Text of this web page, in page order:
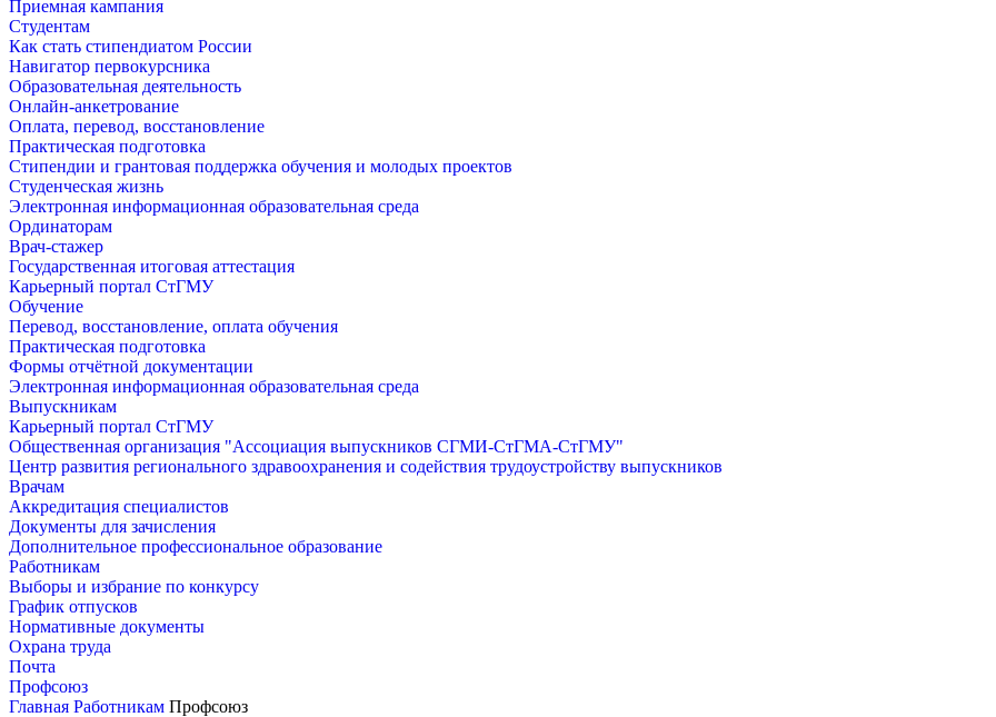
Приемная кампания
Студентам
Как стать стипендиатом России
Навигатор первокурсника
Образовательная деятельность
Онлайн-анкетрование
Оплата, перевод, восстановление
Практическая подготовка
Стипендии и грантовая поддержка обучения и молодых проектов
Студенческая жизнь
Электронная информационная образовательная среда
Ординаторам
Врач-стажер
Государственная итоговая аттестация
Карьерный портал СтГМУ
Обучение
Перевод, восстановление, оплата обучения
Практическая подготовка
Формы отчётной документации
Электронная информационная образовательная среда
Выпускникам
Карьерный портал СтГМУ
Общественная организация "Ассоциация выпускников СГМИ-СтГМА-СтГМУ"
Центр развития регионального здравоохранения и содействия трудоустройству выпускников
Врачам
Аккредитация специалистов
Документы для зачисления
Дополнительное профессиональное образование
Работникам
Выборы и избрание по конкурсу
График отпусков
Нормативные документы
Охрана труда
Почта
Профсоюз
Главная Работникам Профсоюз